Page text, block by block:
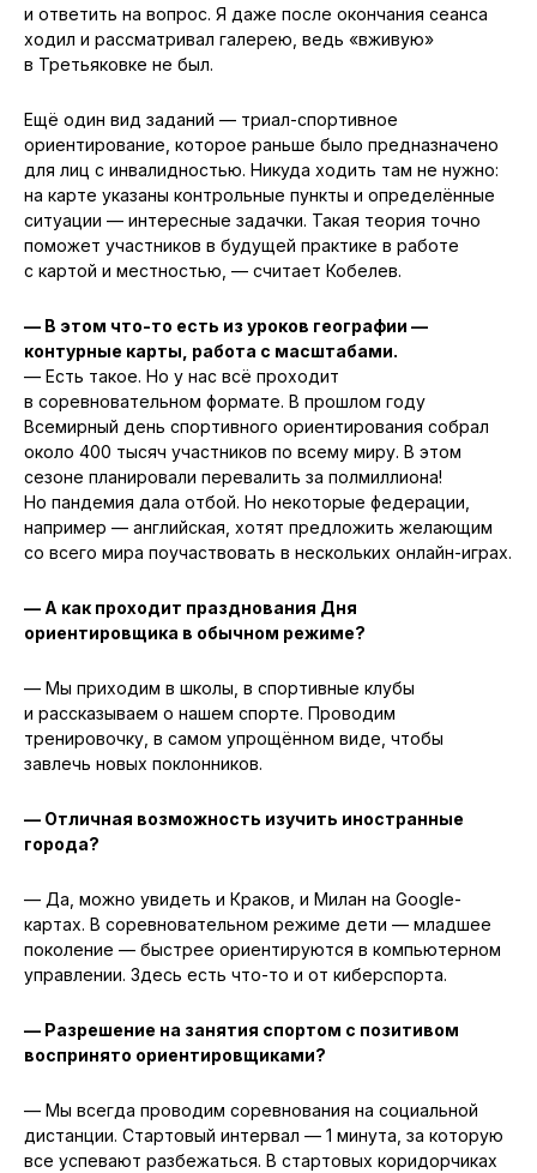
и ответить на вопрос. Я даже после окончания сеанса
ходил и рассматривал галерею, ведь «вживую»
в Третьяковке не был.
Ещё один вид заданий — триал-спортивное
ориентирование, которое раньше было предназначено
для лиц с инвалидностью. Никуда ходить там не нужно:
на карте указаны контрольные пункты и определённые
ситуации — интересные задачки. Такая теория точно
поможет участников в будущей практике в работе
с картой и местностью, — считает Кобелев.
— В этом что-то есть из уроков географии —
контурные карты, работа с масштабами.
— Есть такое. Но у нас всё проходит
в соревновательном формате. В прошлом году
Всемирный день спортивного ориентирования собрал
около 400 тысяч участников по всему миру. В этом
сезоне планировали перевалить за полмиллиона!
Но пандемия дала отбой. Но некоторые федерации,
например — английская, хотят предложить желающим
со всего мира поучаствовать в нескольких онлайн-играх.
— А как проходит празднования Дня
ориентировщика в обычном режиме?
— Мы приходим в школы, в спортивные клубы
и рассказываем о нашем спорте. Проводим
тренировочку, в самом упрощённом виде, чтобы
завлечь новых поклонников.
— Отличная возможность изучить иностранные
города?
— Да, можно увидеть и Краков, и Милан на Google-
картах. В соревновательном режиме дети — младшее
поколение — быстрее ориентируются в компьютерном
управлении. Здесь есть что-то и от киберспорта.
— Разрешение на занятия спортом с позитивом
воспринято ориентировщиками?
— Мы всегда проводим соревнования на социальной
дистанции. Стартовый интервал — 1 минута, за которую
все успевают разбежаться. В стартовых коридорчиках